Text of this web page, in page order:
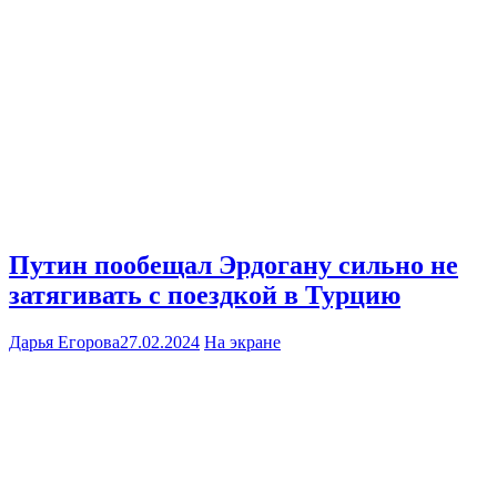
Путин пообещал Эрдогану сильно не
затягивать с поездкой в Турцию
Дарья Егорова27.02.2024 На экране